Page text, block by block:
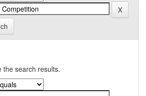
the search results.